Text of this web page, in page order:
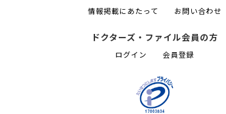
情報掲載にあたって お問い合わせ
ドクターズ・ファイル会員の方
ログイン 会員登録